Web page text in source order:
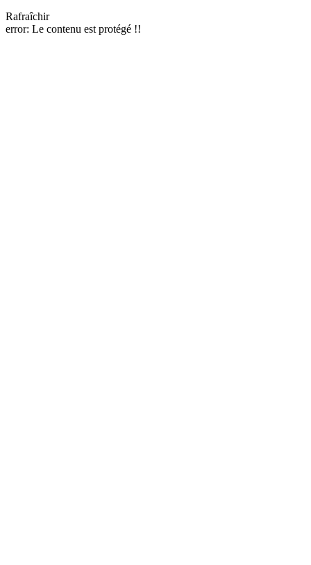
Rafraîchir
error: Le contenu est protégé !!